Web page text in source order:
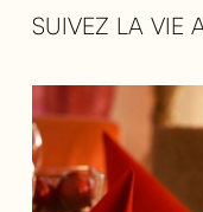
SUIVEZ LA VIE